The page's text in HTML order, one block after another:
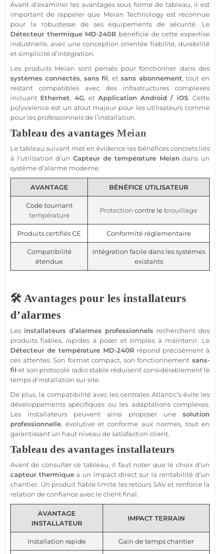
Avant d’examiner les avantages sous forme de tableau, il est
important de rappeler que Meian Technologyest reconnue
pour la robustesse de ses équipements desécurité. Le
Détecteur thermique MD-240R bénéficie de cette expertise
industrielle, avec une conception orientée fiabilité, durabilité
et simplicité d’intégration.
Les produits Meian sont pensés pour fonctionner dans des
systèmes connectés, sans fil, et sans abonnement, tout en
restant compatibles avec des infrastructures complexes
incluant Ethernet, 4G, et Application Android / iOS. Cette
polyvalence est un atout majeur pour les utilisateurs comme
pour les professionnels de l’installation.
Tableau des avantagesMeian
Le tableau suivant met en évidence les bénéfices concrets liés
à l’utilisation d’un Capteurdetempérature Meian dans un
systèmed’alarme moderne.
AVANTAGE BÉNÉFICE UTILISATEUR
Code tournant
température
Protection contre le brouillage
Produits certifiés CE Conformité réglementaire
Compatibilité
étendue
Intégration facile dans les systèmes
existants
🛠️ Avantages pour les installateurs
d’alarmes
Les installateurs d’alarmes professionnels recherchent des
produits fiables, rapides à poser et simples à maintenir. Le
Détecteur de température MD-240R répond précisément à
ces attentes. Son format compact, son fonctionnement sans-
fil et son protocole radio stable réduisent considérablement le
temps d’installation sur site.
De plus, la compatibilité avec les centrales Atlantic’sévite les
développements spécifiques ou les adaptations complexes.
Les installateurs peuvent ainsi proposer une solution
professionnelle, évolutive et conforme aux normes, tout en
garantissant un haut niveau de satisfaction client.
Tableau des avantages installateurs
Avant de consulter ce tableau, il faut noter que le choix d’un
capteur thermique a un impact direct sur la rentabilité d’un
chantier. Un produit fiablelimite les retours SAV et renforce la
relation de confiance avec le client final.
AVANTAGE
INSTALLATEUR
IMPACT TERRAIN
Installation rapide Gain de temps chantier